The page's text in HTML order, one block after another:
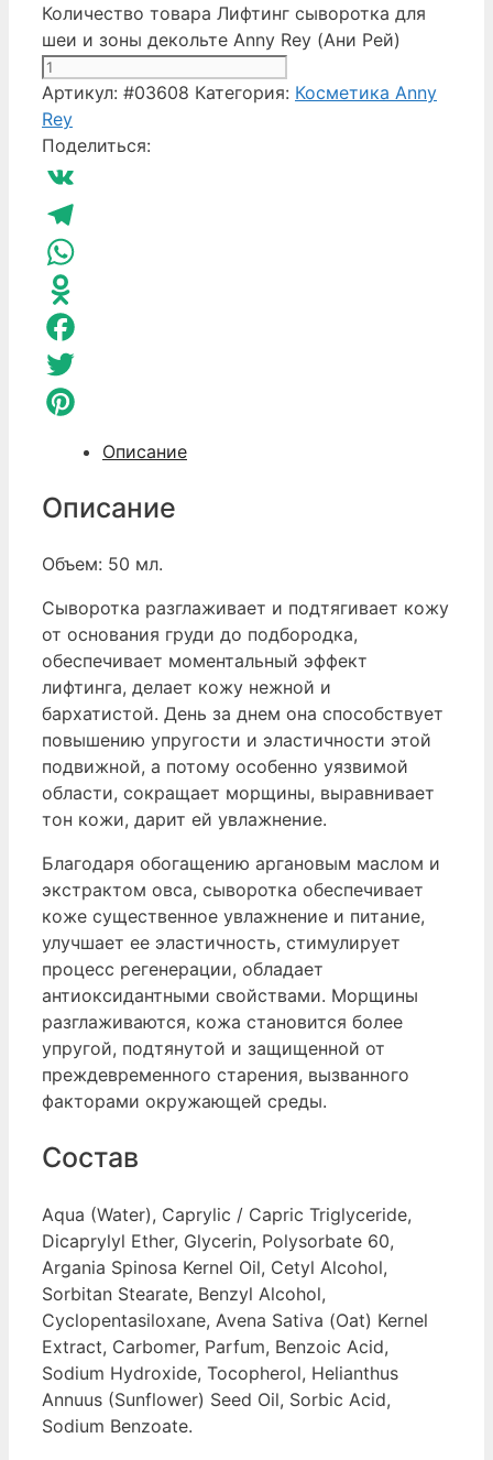
Количество товара Лифтинг сыворотка для
шеи и зоны декольте Anny Rey (Ани Рей)
Артикул: #03608 Категория: Косметика Anny
Rey
Поделиться:
VK
Telegram
WhatsApp
Odnoklassniki
Facebook
Twitter
Описание
Описание
Объем: 50 мл.
Сыворотка разглаживает и подтягивает кожу
от основания груди до подбородка,
обеспечивает моментальный эффект
лифтинга, делает кожу нежной и
бархатистой. День за днем она способствует
повышению упругости и эластичности этой
подвижной, а потому особенно уязвимой
области, сокращает морщины, выравнивает
тон кожи, дарит ей увлажнение.
Благодаря обогащению аргановым маслом и
экстрактом овса, сыворотка обеспечивает
коже существенное увлажнение и питание,
улучшает ее эластичность, стимулирует
процесс регенерации, обладает
антиоксидантными свойствами. Морщины
разглаживаются, кожа становится более
упругой, подтянутой и защищенной от
преждевременного старения, вызванного
факторами окружающей среды.
Состав
Aqua (Water), Caprylic / Capric Triglyceride,
Dicaprylyl Ether, Glycerin, Polysorbate 60,
Argania Spinosa Kernel Oil, Cetyl Alcohol,
Sorbitan Stearate, Benzyl Alcohol,
Cyclopentasiloxane, Avena Sativa (Oat) Kernel
Extract, Carbomer, Parfum, Benzoic Acid,
Sodium Hydroxide, Tocopherol, Helianthus
Annuus (Sunflower) Seed Oil, Sorbic Acid,
Sodium Benzoate.